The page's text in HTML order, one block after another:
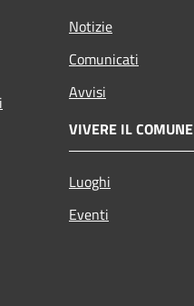
Notizie
Comunicati
Avvisi
VIVERE IL COMUNE
Luoghi
Eventi